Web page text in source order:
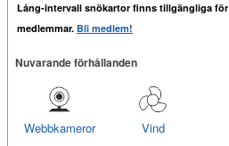
Lång-intervall snökartor finns tillgängliga för
medlemmar. Bli medlem!
Nuvarande förhållanden
Vind
Webbkameror